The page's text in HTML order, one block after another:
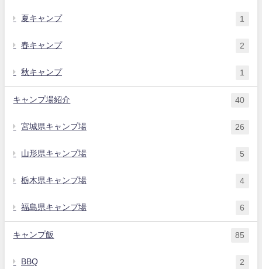
夏キャンプ 1
春キャンプ 2
秋キャンプ 1
キャンプ場紹介 40
宮城県キャンプ場 26
山形県キャンプ場 5
栃木県キャンプ場 4
福島県キャンプ場 6
キャンプ飯 85
BBQ 2